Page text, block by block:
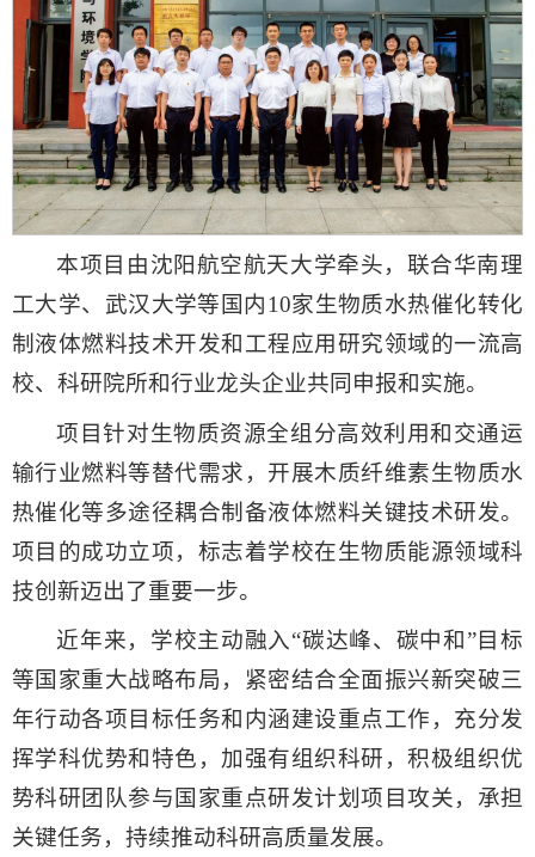
本项目由沈阳航空航天大学牵头，联合华南理
工大学、武汉大学等国内10家生物质水热催化转化
制液体燃料技术开发和工程应用研究领域的一流高
校、科研院所和行业龙头企业共同申报和实施。
项目针对生物质资源全组分高效利用和交通运
输行业燃料等替代需求，开展木质纤维素生物质水
热催化等多途径耦合制备液体燃料关键技术研发。
项目的成功立项，标志着学校在生物质能源领域科
技创新迈出了重要一步。
近年来，学校主动融入“碳达峰、碳中和”目标
等国家重大战略布局，紧密结合全面振兴新突破三
年行动各项目标任务和内涵建设重点工作，充分发
挥学科优势和特色，加强有组织科研，积极组织优
势科研团队参与国家重点研发计划项目攻关，承担
关键任务，持续推动科研高质量发展。